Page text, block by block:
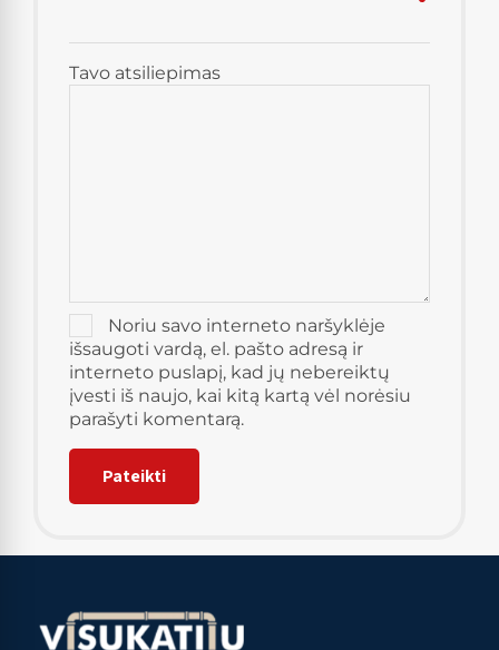
Tavo atsiliepimas
Noriu savo interneto naršyklėje
išsaugoti vardą, el. pašto adresą ir
interneto puslapį, kad jų nebereiktų
įvesti iš naujo, kai kitą kartą vėl norėsiu
parašyti komentarą.